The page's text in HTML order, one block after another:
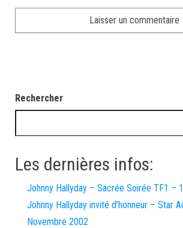
Rechercher
Les dernières infos:
Johnny Hallyday – Sacrée Soirée TF1 –
Johnny Hallyday invité d’honneur – Star
Novembre 2002